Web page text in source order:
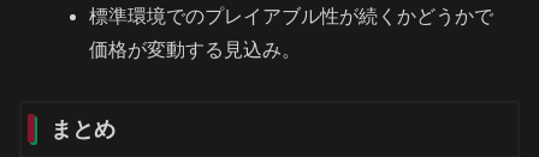
標準環境でのプレイアブル性が続くかどうかで
価格が変動する見込み。
まとめ